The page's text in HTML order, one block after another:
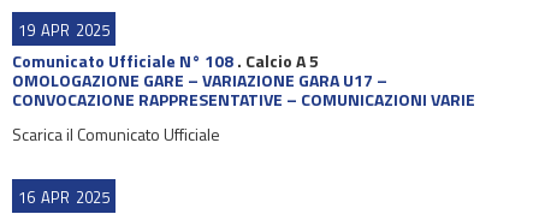
19 APR 2025
Comunicato Ufficiale N° 108. Calcio A 5
OMOLOGAZIONE GARE – VARIAZIONE GARA U17 –
CONVOCAZIONE RAPPRESENTATIVE – COMUNICAZIONI VARIE
Scarica il Comunicato Ufficiale
16 APR 2025